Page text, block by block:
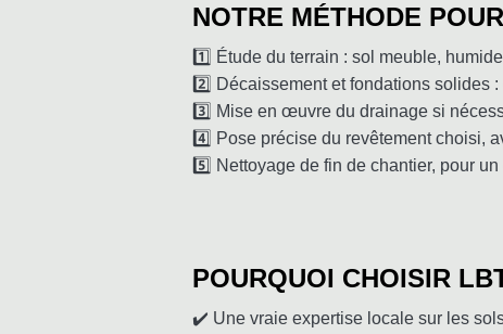
NOTRE MÉTHODE
1️⃣ Étude du terrain : sol meuble,
2️⃣ Décaissement et fondations solides
3️⃣ Mise en œuvre du drainage si
4️⃣ Pose précise du revêtement choisi,
5️⃣ Nettoyage de fin de chantier, pour
POURQUOI CHOISIR
✔️ Une vraie expertise locale sur les